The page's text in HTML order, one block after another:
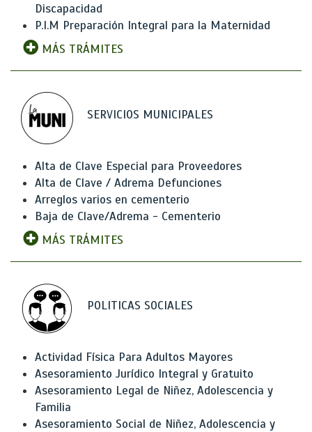
Discapacidad
P.I.M Preparación Integral para la Maternidad
MÁS TRÁMITES
SERVICIOS MUNICIPALES
Alta de Clave Especial para Proveedores
Alta de Clave / Adrema Defunciones
Arreglos varios en cementerio
Baja de Clave/Adrema - Cementerio
MÁS TRÁMITES
POLITICAS SOCIALES
Actividad Física Para Adultos Mayores
Asesoramiento Jurídico Integral y Gratuito
Asesoramiento Legal de Niñez, Adolescencia y
Familia
Asesoramiento Social de Niñez, Adolescencia y